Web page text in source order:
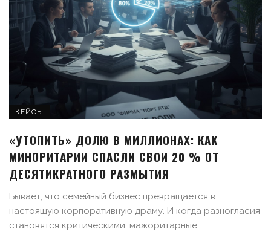
КЕЙСЫ
«УТОПИТЬ» ДОЛЮ В МИЛЛИОНАХ: КАК
МИНОРИТАРИИ СПАСЛИ СВОИ 20 % ОТ
ДЕСЯТИКРАТНОГО РАЗМЫТИЯ
Бывает, что семейный бизнес превращается в
настоящую корпоративную драму. И когда разногласия
становятся критическими, мажоритарные ...